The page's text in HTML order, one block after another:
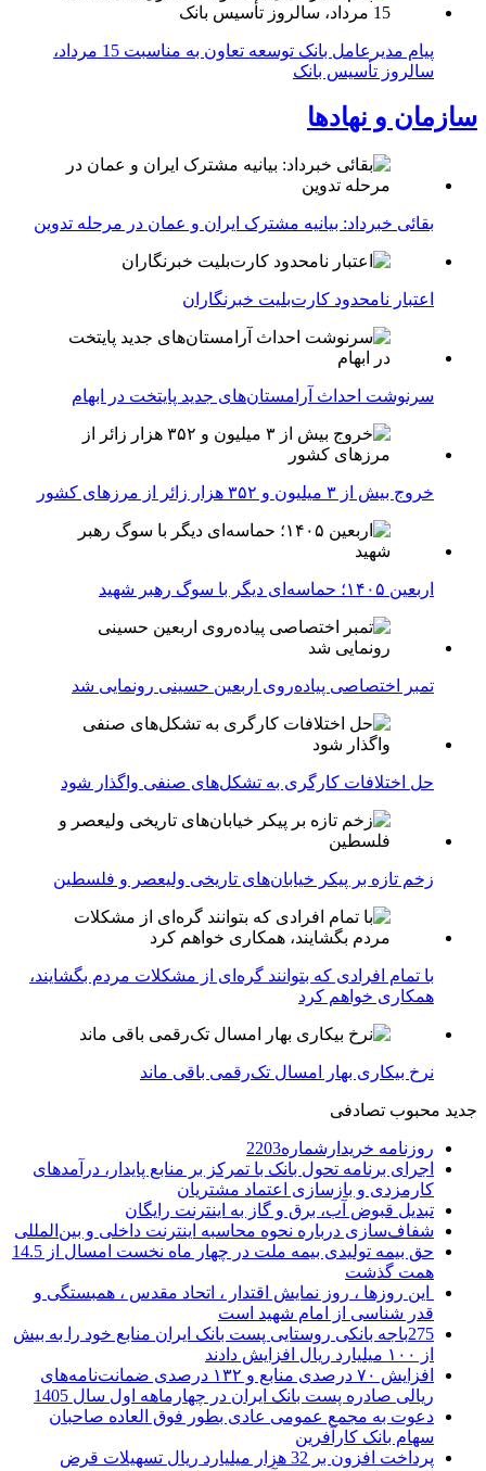
پیام مدیرعامل بانک توسعه تعاون به مناسبت 15 مرداد،
سالروز تأسیس بانک
سازمان و نهادها
بقائی خبرداد: بیانیه مشترک ایران و عمان در مرحله تدوین
اعتبار نامحدود کارت‌بلیت خبرنگاران
سرنوشت احداث آرامستان‌های جدید پایتخت در ابهام
خروج بیش از ۳ میلیون و ۳۵۲ هزار زائر از مرزهای کشور
اربعین ۱۴۰۵؛ حماسه‌ای دیگر با سوگ رهبر شهید
تمبر اختصاصی پیاده‌روی اربعین حسینی رونمایی شد
حل اختلافات کارگری به تشکل‌های صنفی واگذار شود
زخم تازه بر پیکر خیابان‌های تاریخی ولیعصر و فلسطین
با تمام افرادی که بتوانند گره‌ای از مشکلات مردم بگشایند،
همکاری خواهم کرد
نرخ بیکاری بهار امسال تک‌رقمی باقی ماند
جدید محبوب تصادفی
روزنامه خریدارشماره2203
اجرای برنامه تحول بانک با تمرکز بر منابع پایدار، درآمدهای
کارمزدی و بازسازی اعتماد مشتریان
تبدیل قبوض آب، برق و گاز به اینترنت رایگان
شفاف‌سازی درباره نحوه محاسبه اینترنت داخلی و بین‌المللی
حق بیمه تولیدی بیمه ملت در چهار ماه نخست امسال از 14.5
همت گذشت
این روزها ، روز نمایش اقتدار ، اتحاد مقدس ، همبستگی و
قدر شناسی از امام شهید است
275باجه بانکی روستایی پست بانک ایران منابع خود را به بیش
از ۱۰۰ میلیارد ریال افزایش دادند
افزایش ۷۰ درصدی منابع و ۱۳۲ درصدی ضمانت‌نامه‌های
ریالی صادره پست بانک ایران در چهارماهه اول سال 1405
دعوت به مجمع عمومی عادی بطور فوق العاده صاحبان
سهام بانک کارآفرین
پرداخت افزون بر 32 هزار میلیارد ریال تسهیلات قرض